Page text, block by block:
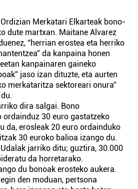
Merkatari Elkarteak bono-
dute martxan. Maitane Alvarez
“herrian erostea eta herriko
da kanpaina honen
kanpainaren gaineko
jaso izan dituzte, eta aurten
merkataritza sektoreari onura”
dira salgai. Bono
ordainduz 30 euro gastatzeko
da, erosleak 20 euro ordainduko
30 euroko balioa izango du.
jarriko ditu; guztira, 30.000
da horretarako.
du bonoak erosteko aukera.
den moduan, pertsona